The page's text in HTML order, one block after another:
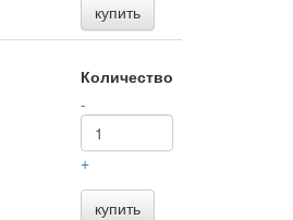
купить
Количество
-
+
купить